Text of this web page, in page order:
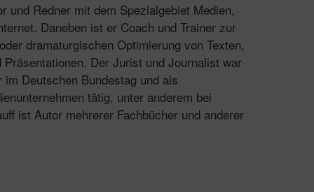
und Redner mit dem Spezialgebiet Medien,
Daneben ist er Coach und Trainer zur
dramaturgischen Optimierung von Texten,
Präsentationen. Der Jurist und Journalist war
Deutschen Bundestag und als
tätig, unter anderem bei
ist Autor mehrerer Fachbücher und anderer